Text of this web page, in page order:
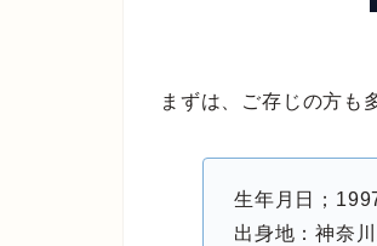
まずは、ご存じの方も
生年月日；
出身地：神奈